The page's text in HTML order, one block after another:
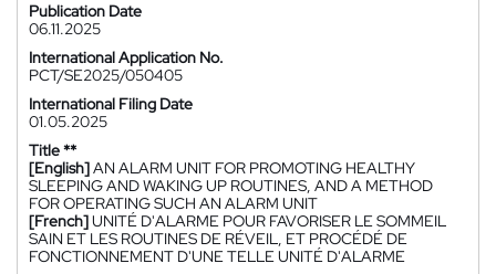
Publication Date
06.11.2025
International Application No.
PCT/SE2025/050405
International Filing Date
01.05.2025
Title **
[English]AN ALARM UNIT FOR PROMOTING HEALTHY
SLEEPING AND WAKING UP ROUTINES, AND A METHOD
FOR OPERATING SUCH AN ALARM UNIT
[French]UNITÉ D'ALARME POUR FAVORISER LE SOMMEIL
SAIN ET LES ROUTINES DE RÉVEIL, ET PROCÉDÉ DE
FONCTIONNEMENT D'UNE TELLE UNITÉ D'ALARME